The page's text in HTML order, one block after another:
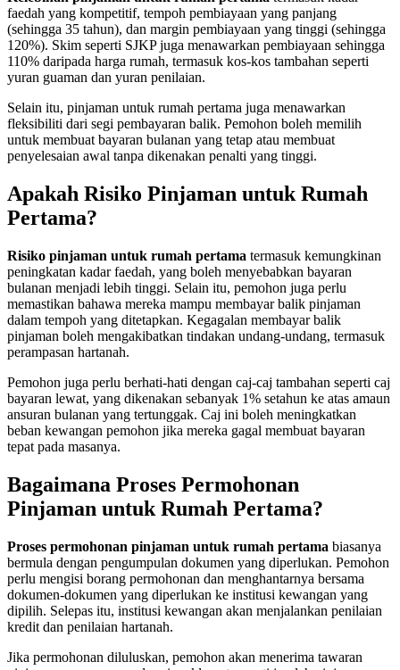
faedah yang kompetitif, tempoh pembiayaan yang panjang
(sehingga 35 tahun), dan margin pembiayaan yang tinggi (sehingga
120%). Skim seperti SJKP juga menawarkan pembiayaan sehingga
110% daripada harga rumah, termasuk kos-kos tambahan seperti
yuran guaman dan yuran penilaian.
Selain itu, pinjaman untuk rumah pertama juga menawarkan
fleksibiliti dari segi pembayaran balik. Pemohon boleh memilih
untuk membuat bayaran bulanan yang tetap atau membuat
penyelesaian awal tanpa dikenakan penalti yang tinggi.
Apakah Risiko Pinjaman untuk Rumah
Pertama?
Risiko pinjaman untuk rumah pertama termasuk kemungkinan
peningkatan kadar faedah, yang boleh menyebabkan bayaran
bulanan menjadi lebih tinggi. Selain itu, pemohon juga perlu
memastikan bahawa mereka mampu membayar balik pinjaman
dalam tempoh yang ditetapkan. Kegagalan membayar balik
pinjaman boleh mengakibatkan tindakan undang-undang, termasuk
perampasan hartanah.
Pemohon juga perlu berhati-hati dengan caj-caj tambahan seperti caj
bayaran lewat, yang dikenakan sebanyak 1% setahun ke atas amaun
ansuran bulanan yang tertunggak. Caj ini boleh meningkatkan
beban kewangan pemohon jika mereka gagal membuat bayaran
tepat pada masanya.
Bagaimana Proses Permohonan
Pinjaman untuk Rumah Pertama?
Proses permohonan pinjaman untuk rumah pertama biasanya
bermula dengan pengumpulan dokumen yang diperlukan. Pemohon
perlu mengisi borang permohonan dan menghantarnya bersama
dokumen-dokumen yang diperlukan ke institusi kewangan yang
dipilih. Selepas itu, institusi kewangan akan menjalankan penilaian
kredit dan penilaian hartanah.
Jika permohonan diluluskan, pemohon akan menerima tawaran